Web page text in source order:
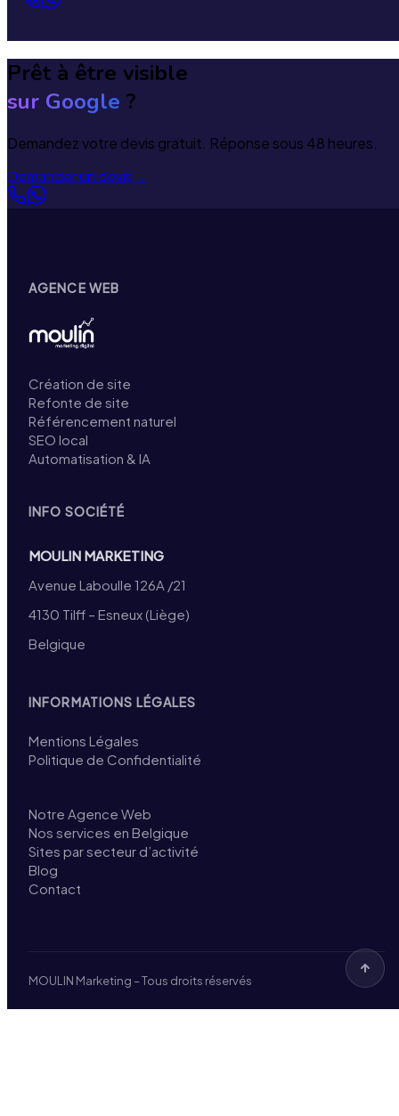
Prêt à être visible
sur Google ?
Demandez votre devis gratuit. Réponse sous 48 heures.
Demander un devis→
AGENCE WEB
Création de site
Refonte de site
Référencement naturel
SEO local
Automatisation & IA
INFO SOCIÉTÉ
MOULIN MARKETING
Avenue Laboulle 126A /21
4130 Tilff – Esneux (Liège)
Belgique
INFORMATIONS LÉGALES
Mentions Légales
Politique de Confidentialité
Notre Agence Web
Nos services en Belgique
Sites par secteur d’activité
Blog
Contact
MOULIN Marketing – Tous droits réservés